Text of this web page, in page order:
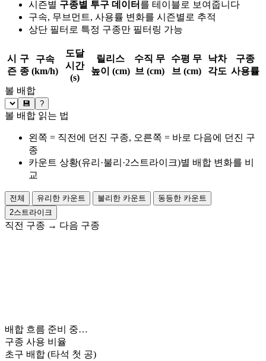
시즌별 구종별 투구 데이터 를 테이블로 보여줍니다
구속, 무브먼트, 사용률 변화를 시즌별로 추적
상단 필터로 특정 구종만 필터링 가능
시
즌
구
종
구속
(km/h)
도달
시간
(s)
릴리스
높이 (cm)
수직 무
브 (cm)
수평 무
브 (cm)
낙차
각도
구종
사용률
볼 배합
💾 ?
볼 배합 읽는 법
왼쪽 = 직전에 던진 구종, 오른쪽 = 바로 다음에 던진 구
종
카운트 상황(유리·불리·2스트라이크)별 배합 변화를 비
교
전체 유리한 카운트 불리한 카운트
동등한 카운트
2스트라이크
직전 구종 → 다음 구종
배합 흐름 준비 중…
구종 사용 비율
초구 배합 (타석 첫 공)